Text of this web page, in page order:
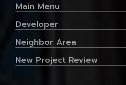
Main Menu
Developer
Neighbor Area
New Project Review